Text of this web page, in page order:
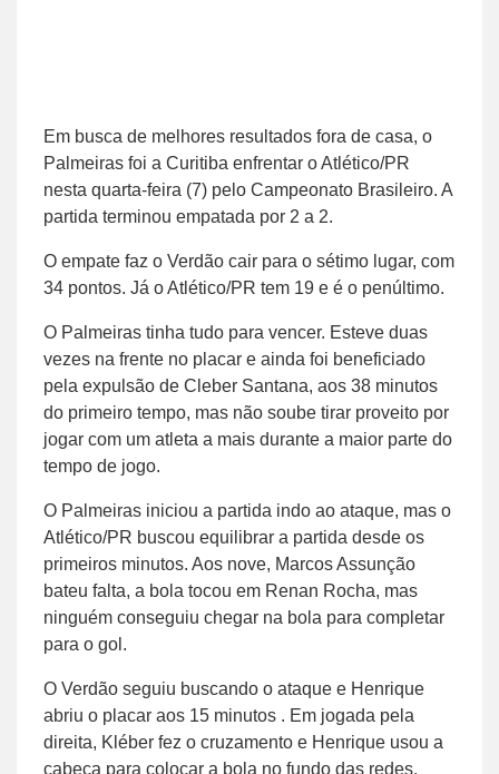
Em busca de melhores resultados fora de casa, o
Palmeiras foi a Curitiba enfrentar o Atlético/PR
nesta quarta-feira (7) pelo Campeonato Brasileiro. A
partida terminou empatada por 2 a 2.
O empate faz o Verdão cair para o sétimo lugar, com
34 pontos. Já o Atlético/PR tem 19 e é o penúltimo.
O Palmeiras tinha tudo para vencer. Esteve duas
vezes na frente no placar e ainda foi beneficiado
pela expulsão de Cleber Santana, aos 38 minutos
do primeiro tempo, mas não soube tirar proveito por
jogar com um atleta a mais durante a maior parte do
tempo de jogo.
O Palmeiras iniciou a partida indo ao ataque, mas o
Atlético/PR buscou equilibrar a partida desde os
primeiros minutos. Aos nove, Marcos Assunção
bateu falta, a bola tocou em Renan Rocha, mas
ninguém conseguiu chegar na bola para completar
para o gol.
O Verdão seguiu buscando o ataque e Henrique
abriu o placar aos 15 minutos . Em jogada pela
direita, Kléber fez o cruzamento e Henrique usou a
cabeça para colocar a bola no fundo das redes.